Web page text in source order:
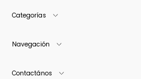
Categorías
Navegación
Contactános